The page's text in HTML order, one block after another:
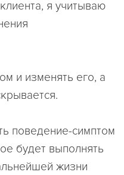
я учитываю
и изменять его, а
поведение-симптом
будет выполнять
жизни